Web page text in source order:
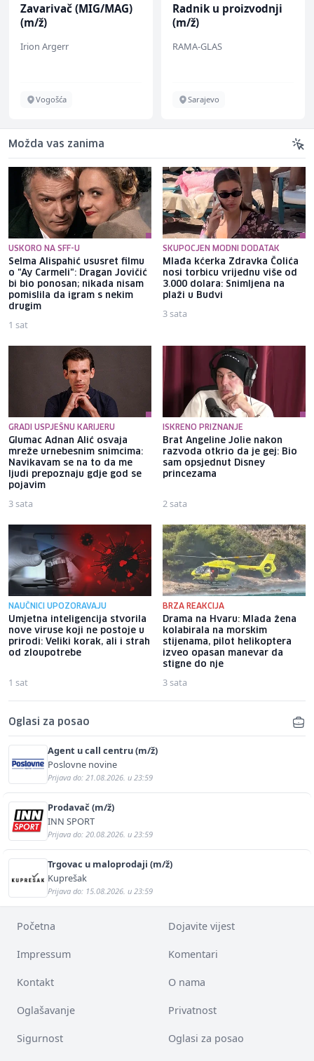
Zavarivač (MIG/MAG)
(m/ž)
Irion Argerr
Vogošća
Radnik u proizvodnji
(m/ž)
RAMA-GLAS
Sarajevo
Možda vas zanima
USKORO NA SFF-U
Selma Alispahić ususret filmu
o "Ay Carmeli": Dragan Jovičić
bi bio ponosan; nikada nisam
pomislila da igram s nekim
drugim
1 sat
SKUPOCJEN MODNI DODATAK
Mlađa kćerka Zdravka Čolića
nosi torbicu vrijednu više od
3.000 dolara: Snimljena na
plaži u Budvi
3 sata
GRADI USPJEŠNU KARIJERU
Glumac Adnan Alić osvaja
mreže urnebesnim snimcima:
Navikavam se na to da me
ljudi prepoznaju gdje god se
pojavim
3 sata
ISKRENO PRIZNANJE
Brat Angeline Jolie nakon
razvoda otkrio da je gej: Bio
sam opsjednut Disney
princezama
2 sata
NAUČNICI UPOZORAVAJU
Umjetna inteligencija stvorila
nove viruse koji ne postoje u
prirodi: Veliki korak, ali i strah
od zloupotrebe
1 sat
BRZA REAKCIJA
Drama na Hvaru: Mlada žena
kolabirala na morskim
stijenama, pilot helikoptera
izveo opasan manevar da
stigne do nje
3 sata
Oglasi za posao
Agent u call centru (m/ž)
Poslovne novine
Prijava do: 21.08.2026. u 23:59
Prodavač (m/ž)
INN SPORT
Prijava do: 20.08.2026. u 23:59
Trgovac u maloprodaji (m/ž)
Kuprešak
Prijava do: 15.08.2026. u 23:59
Početna Dojavite vijest
Impressum Komentari
Kontakt O nama
Oglašavanje Privatnost
Sigurnost Oglasi za posao